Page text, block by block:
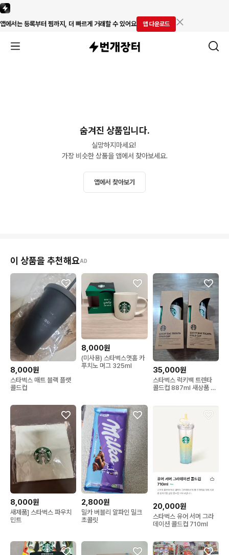
앱에서는 등록부터 찜까지, 더 빠르게 거래할 수 있어요 앱 다운로드
숨겨진 상품입니다.
실망하지마세요!
가장 비슷한 상품을 앱에서 찾아보세요.
앱에서 찾아보기
이 상품을 추천해요AD
8,000원
스타벅스 매트 블랙 플랫
콜드컵
8,000원
(미사용) 스타벅스앳홈 카
푸치노 머그 325ml
35,000원
스타벅스 럭키백 트렌타
콜드컵 887ml 새상품 박
8,000원
새제품] 스타벅스 파우치
민트
2,800원
밀카 버블리 알파인 밀크
초콜릿
20,000원
스타벅스 유어 서머 그라
데이션 콜드컵 710ml